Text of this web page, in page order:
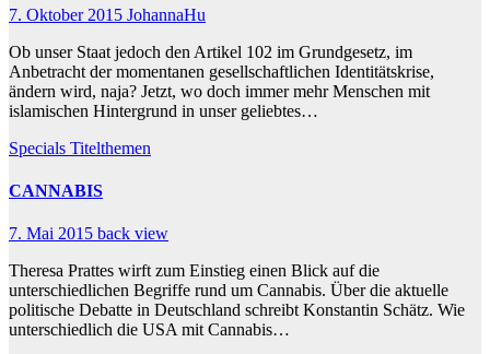
7. Oktober 2015 JohannaHu
Ob unser Staat jedoch den Artikel 102 im Grundgesetz, im
Anbetracht der momentanen gesellschaftlichen Identitätskrise,
ändern wird, naja? Jetzt, wo doch immer mehr Menschen mit
islamischen Hintergrund in unser geliebtes…
Specials Titelthemen
CANNABIS
7. Mai 2015 back view
Theresa Prattes wirft zum Einstieg einen Blick auf die
unterschiedlichen Begriffe rund um Cannabis. Über die aktuelle
politische Debatte in Deutschland schreibt Konstantin Schätz. Wie
unterschiedlich die USA mit Cannabis…